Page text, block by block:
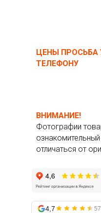
ЦЕНЫ ПРОСЬБА
ТЕЛЕФОНУ
ВНИМАНИЕ!
Фотографии
отличаться от
4,7